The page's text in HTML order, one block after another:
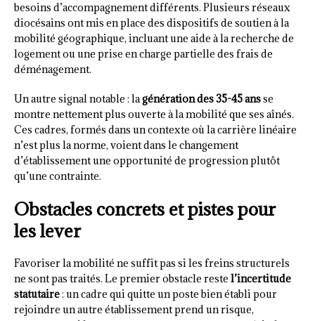
besoins d’accompagnement différents. Plusieurs réseaux
diocésains ont mis en place des dispositifs de soutien à la
mobilité géographique, incluant une aide à la recherche de
logement ou une prise en charge partielle des frais de
déménagement.
Un autre signal notable : lagénération des 35-45 ansse
montre nettement plus ouverte à la mobilité que ses aînés.
Ces cadres, formés dans un contexte où la carrière linéaire
n’est plus la norme, voient dans le changement
d’établissement une opportunité de progression plutôt
qu’une contrainte.
Obstacles concrets et pistes pour
les lever
Favoriser la mobilité ne suffit pas si les freins structurels
ne sont pas traités. Le premier obstacle reste l’incertitude
statutaire: un cadre qui quitte un poste bien établi pour
rejoindre un autre établissement prend un risque,